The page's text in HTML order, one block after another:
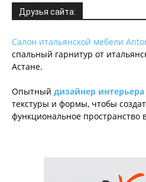
Друзья сайта:
Салон итальянской мебели
спальный гарнитур от
Астане.
Опытный дизайнер интерьера
текстуры и формы, чтобы
функциональное пространство